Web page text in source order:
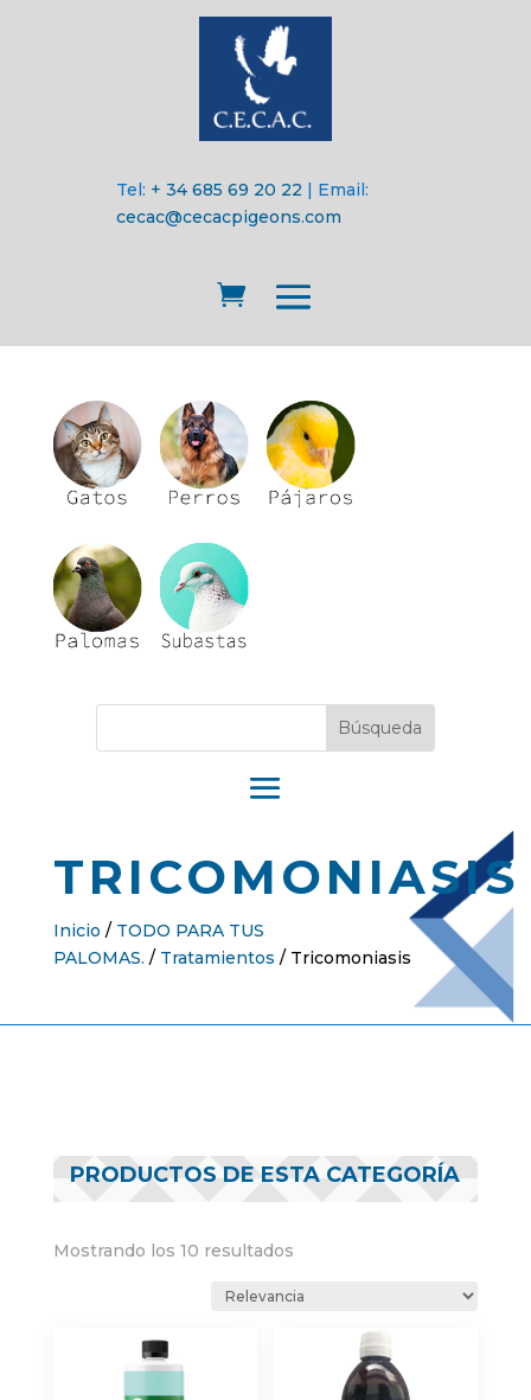
Tel: + 34 685 69 20 22 | Email:
cecac@cecacpigeons.com
TRICOMONIASIS
Inicio / TODO PARA TUS
PALOMAS. / Tratamientos / Tricomoniasis
PRODUCTOS DE ESTA CATEGORÍA
Mostrando los 10 resultados